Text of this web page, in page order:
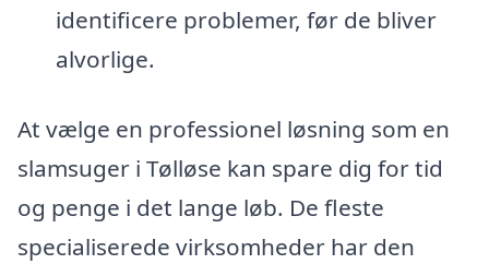
identificere problemer, før de bliver
alvorlige.
At vælge en professionel løsning som en
slamsuger i Tølløse kan spare dig for tid
og penge i det lange løb. De fleste
specialiserede virksomheder har den